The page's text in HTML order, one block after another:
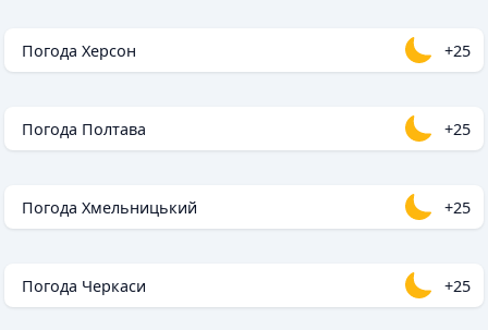
Погода Херсон +25
Погода Полтава +25
Погода Хмельницький +25
Погода Черкаси +25